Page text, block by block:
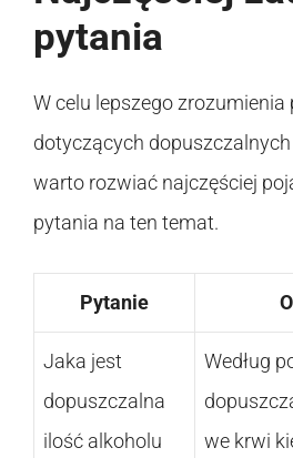
pytania
W celu lepszego zrozumienia
dotyczących
warto rozwiać najczęściej
pytania na ten temat.
Pytanie
Jaka jest
dopuszczalna
ilość alkoholu
Według
we krwi